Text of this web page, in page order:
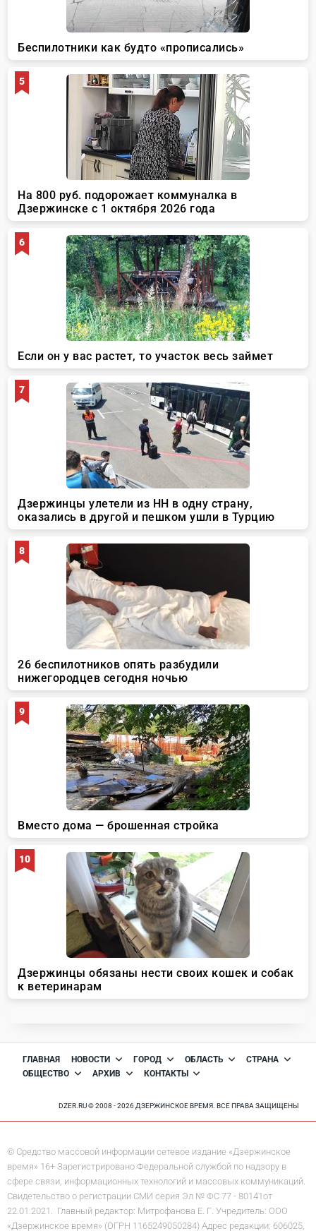
ГЛАВНАЯ НОВОСТИ ГОРОД ОБЛАСТЬ
СТРАНА
ОБЩЕСТВО
АРХИВ КОНТАКТЫ
DZER.RU © 2008 - 2026 ДЗЕРЖИНСКОЕ ВРЕМЯ. ВСЕ ПРАВА ЗАЩИЩЕНЫ
© Средство массовой информации сетевое издание «Дзержинское
время» 16+ Зарегистрировано Федеральной службой по надзору в
сфере связи, информационных технологий и массовых коммуникаций.
Свидетельство о регистрации СМИ серия Эл № ФС 77 - 80141от
22.01.2021. Главный редактор: Митрофанова Е. Г. Учредитель: ООО
«Дзержинское время» (ОГРН 1165249050284) Адрес редакции: 606025,